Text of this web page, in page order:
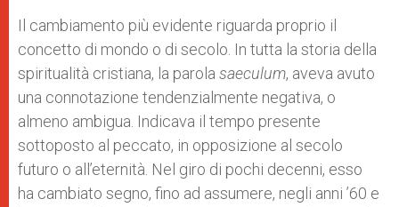
Il cambiamento più evidente riguarda proprio il
concetto di mondo o di secolo. In tutta la storia della
spiritualità cristiana, la parola saeculum, aveva avuto
una connotazione tendenzialmente negativa, o
almeno ambigua. Indicava il tempo presente
sottoposto al peccato, in opposizione al secolo
futuro o all’eternità. Nel giro di pochi decenni, esso
ha cambiato segno, fino ad assumere, negli anni ’60 e